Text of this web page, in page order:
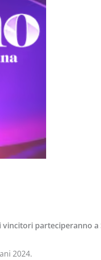
parteciperanno a
2024.